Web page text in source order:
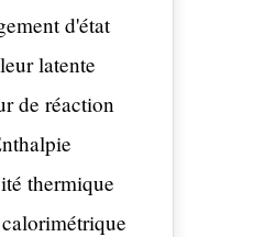
d'état
latente
de réaction
thermique